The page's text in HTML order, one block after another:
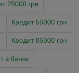
25000 грн
Кредит 55000 грн
Кредит 85000 грн
в банке